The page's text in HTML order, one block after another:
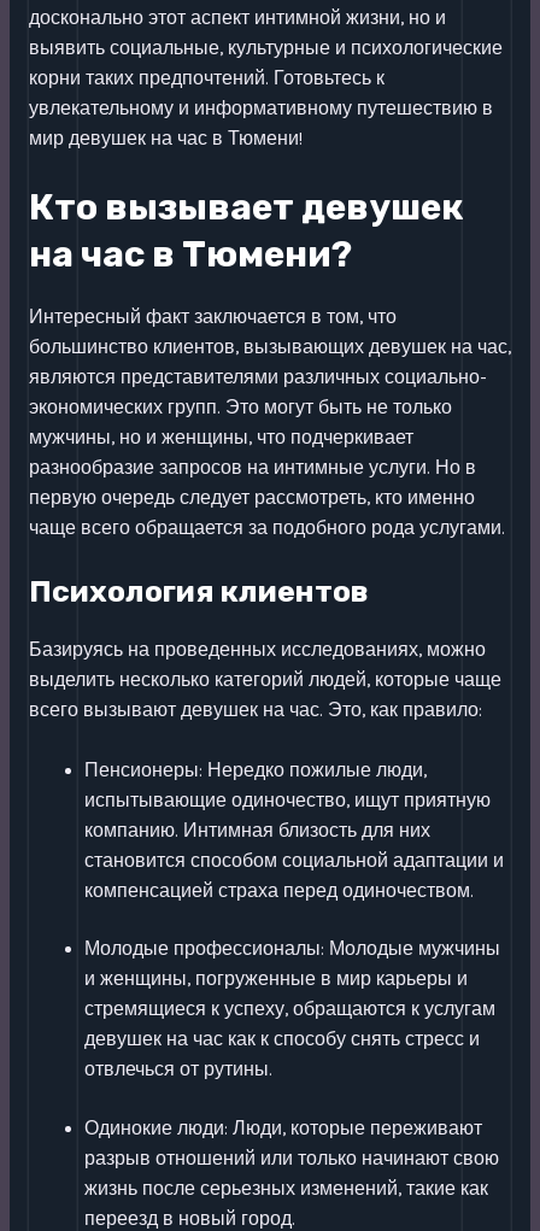
досконально этот аспект интимной жизни, но и
выявить социальные, культурные и психологические
корни таких предпочтений. Готовьтесь к
увлекательному и информативному путешествию в
мир девушек на час в Тюмени!
Кто вызывает девушек
на час в Тюмени?
Интересный факт заключается в том, что
большинство клиентов, вызывающих девушек на час,
являются представителями различных социально-
экономических групп. Это могут быть не только
мужчины, но и женщины, что подчеркивает
разнообразие запросов на интимные услуги. Но в
первую очередь следует рассмотреть, кто именно
чаще всего обращается за подобного рода услугами.
Психология клиентов
Базируясь на проведенных исследованиях, можно
выделить несколько категорий людей, которые чаще
всего вызывают девушек на час. Это, как правило:
Пенсионеры: Нередко пожилые люди,
испытывающие одиночество, ищут приятную
компанию. Интимная близость для них
становится способом социальной адаптации и
компенсацией страха перед одиночеством.
Молодые профессионалы: Молодые мужчины
и женщины, погруженные в мир карьеры и
стремящиеся к успеху, обращаются к услугам
девушек на час как к способу снять стресс и
отвлечься от рутины.
Одинокие люди: Люди, которые переживают
разрыв отношений или только начинают свою
жизнь после серьезных изменений, такие как
переезд в новый город.